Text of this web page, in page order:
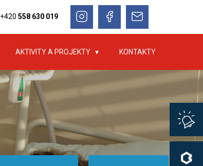
+420 558 630 019
AKTIVITY A PROJEKTY KONTAKTY